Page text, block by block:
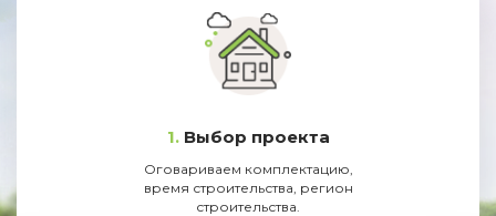
1. Выбор проекта
Оговариваем комплектацию,
время строительства, регион
строительства.